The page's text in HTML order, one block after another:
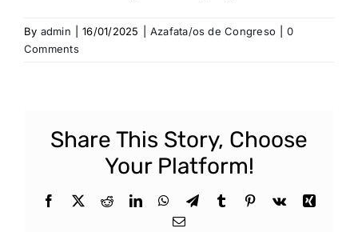
By admin 16/01/2025 Azafata/os de Congreso
0
Comments
Share This Story, Choose
Your Platform!
Facebook
X RedditLinkedInWhatsApp
TelegramTumblr Pinterest
Vk
Xing
Email